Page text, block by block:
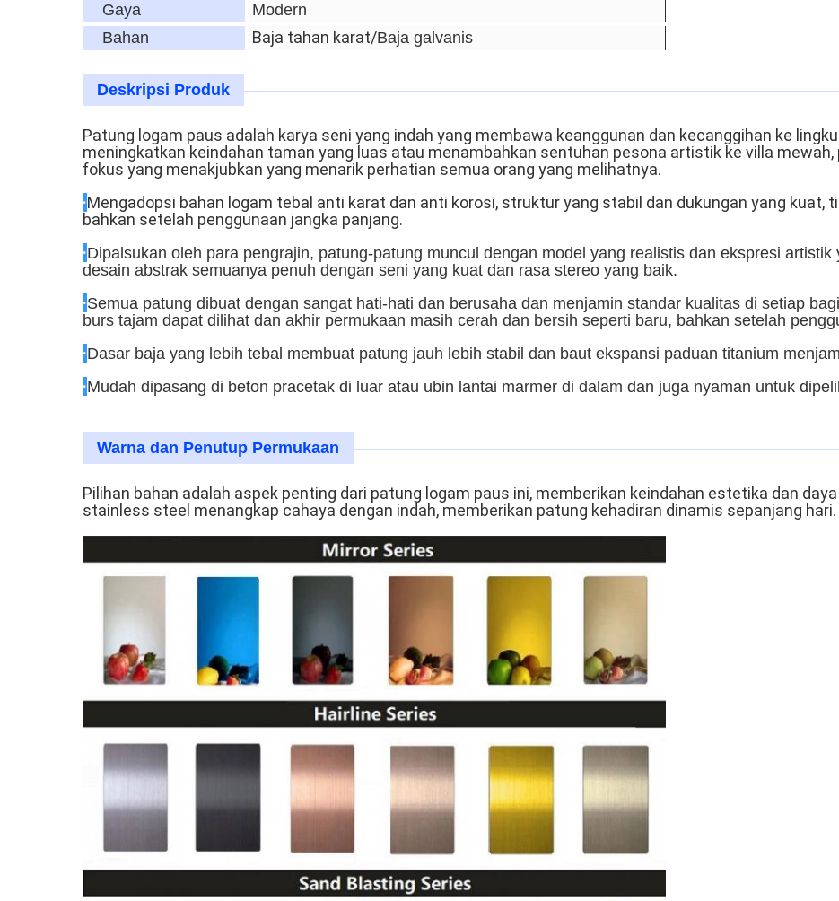
Gaya
Modern
Bahan
Baja tahan karat/Baja galvanis
Deskripsi Produk
Patung logam paus adalah karya seni yang indah yang membawa keanggunan dan kecanggihan ke
meningkatkan keindahan taman yang luas atau menambahkan sentuhan pesona artistik ke villa
fokus yang menakjubkan yang menarik perhatian semua orang yang melihatnya.
·Mengadopsi bahan logam tebal anti karat dan anti korosi, struktur yang stabil dan dukungan yang kuat,
bahkan setelah penggunaan jangka panjang.
·Dipalsukan oleh para pengrajin, patung-patung muncul dengan model yang realistis dan ekspresi
desain abstrak semuanya penuh dengan seni yang kuat dan rasa stereo yang baik.
·Semua patung dibuat dengan sangat hati-hati dan berusaha dan menjamin standar kualitas di setiap
burs tajam dapat dilihat dan akhir permukaan masih cerah dan bersih seperti baru, bahkan setelah
·Dasar baja yang lebih tebal membuat patung jauh lebih stabil dan baut ekspansi paduan titanium
·Mudah dipasang di beton pracetak di luar atau ubin lantai marmer di dalam dan juga nyaman untuk
Warna dan Penutup Permukaan
Pilihan bahan adalah aspek penting dari patung logam paus ini, memberikan keindahan estetika dan
stainless steel menangkap cahaya dengan indah, memberikan patung kehadiran dinamis sepanjang hari.